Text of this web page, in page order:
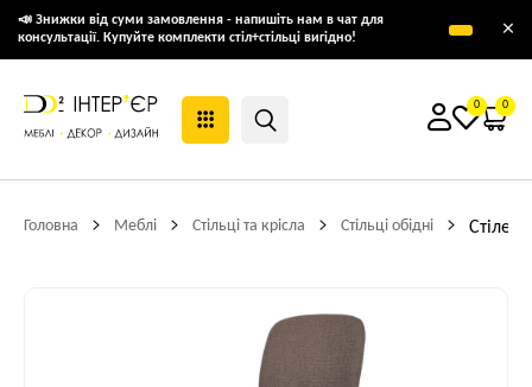
📣 Знижки від суми замовлення - напишіть нам в чат для
консультації. Купуйте комплекти стіл+стільці вигідно!
×
0 0
Головна Меблі Стільці та крісла Стільці обідні